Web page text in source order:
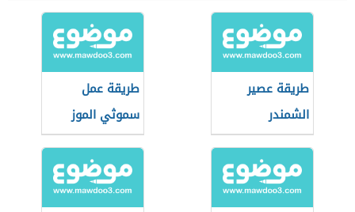
طريقة عصير
الشمندر
طريقة عمل
سموثي الموز